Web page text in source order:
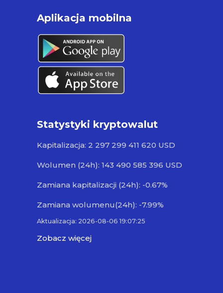
Aplikacja mobilna
Statystyki kryptowalut
Kapitalizacja: 2 297 299 411 620 USD
Wolumen (24h): 143 490 585 396 USD
Zamiana kapitalizacji (24h): -0.67%
Zamiana wolumenu(24h): -7.99%
Aktualizacja: 2026-08-06 19:07:25
Zobacz więcej